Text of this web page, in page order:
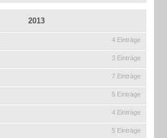
2013
4 Einträge
3 Einträge
7 Einträge
5 Einträge
4 Einträge
5 Einträge